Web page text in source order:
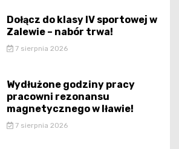
Dołącz do klasy IV sportowej w
Zalewie – nabór trwa!
7 sierpnia 2026
Wydłużone godziny pracy
pracowni rezonansu
magnetycznego w Iławie!
7 sierpnia 2026